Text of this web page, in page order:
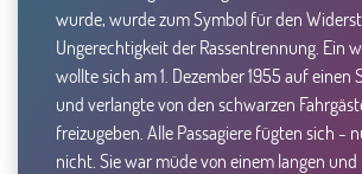
wurde, wurde zum Symbol für den
Ungerechtigkeit der Rassentrennung. Ein
wollte sich am 1. Dezember 1955 auf einen
und verlangte von den schwarzen
freizugeben. Alle Passagiere fügten sich -
nicht. Sie war müde von einem langen